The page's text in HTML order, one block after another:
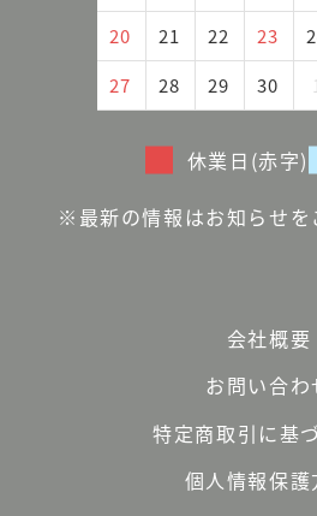
会社概要
お問い合わ
特定商取引に基
個人情報保護
20
21 22 23
27
28 29 30
休業日(赤字)
※最新の情報はお知らせを